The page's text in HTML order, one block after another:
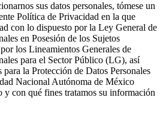
sus datos personales, tómese un
Política de Privacidad en la que
con lo dispuesto por la Ley General de
en Posesión de los Sujetos
los Lineamientos Generales de
para el Sector Público (LG), así
la Protección de Datos Personales
Nacional Autónoma de México
con qué fines tratamos su información